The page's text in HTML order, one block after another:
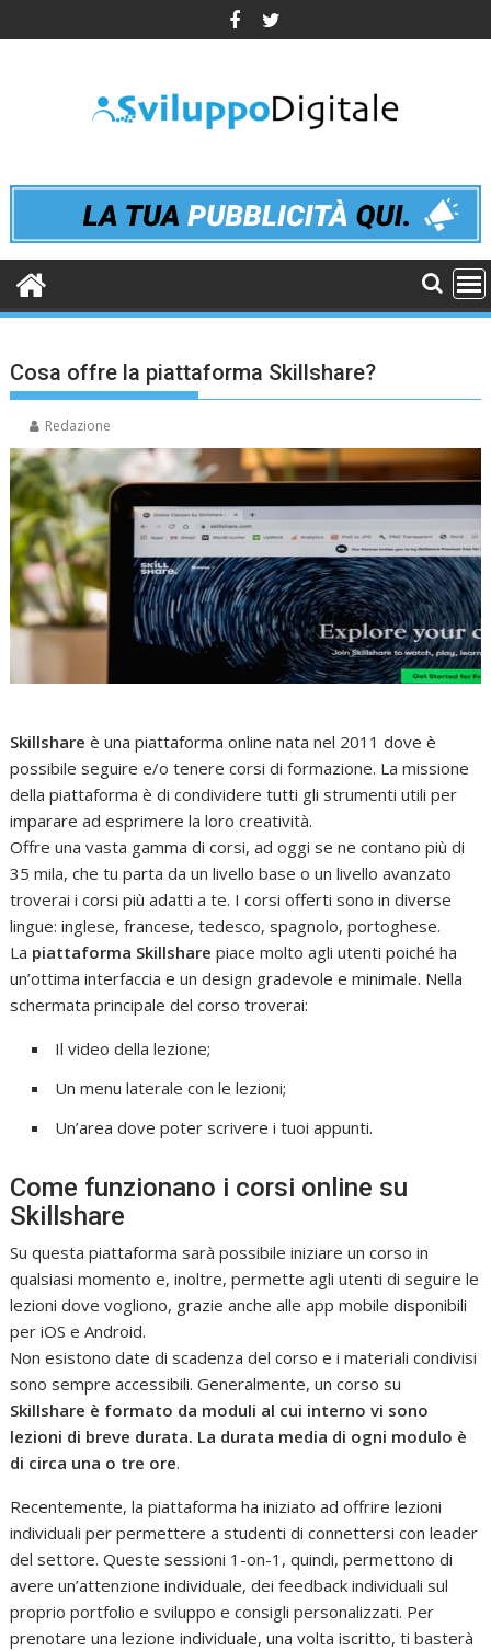
to
Cosa offre la piattaforma Skillshare?
Redazione
Skillshare è una piattaforma online nata nel 2011 dove è
possibile seguire e/o tenere corsi di formazione. La missione
della piattaforma è di condividere tutti gli strumenti utili per
imparare ad esprimere la loro creatività.
Offre una vasta gamma di corsi, ad oggi se ne contano più di
35 mila, che tu parta da un livello base o un livello avanzato
troverai i corsi più adatti a te. I corsi offerti sono in diverse
lingue: inglese, francese, tedesco, spagnolo, portoghese.
La piattaforma Skillshare piace molto agli utenti poiché ha
un’ottima interfaccia e un design gradevole e minimale. Nella
schermata principale del corso troverai:
Il video della lezione;
Un menu laterale con le lezioni;
Un’area dove poter scrivere i tuoi appunti.
Come funzionano i corsi online su
Skillshare
Su questa piattaforma sarà possibile iniziare un corso in
qualsiasi momento e, inoltre, permette agli utenti di seguire le
lezioni dove vogliono, grazie anche alle app mobile disponibili
per iOS e Android.
Non esistono date di scadenza del corso e i materiali condivisi
sono sempre accessibili. Generalmente, un corso su
Skillshare è formato da moduli al cui interno vi sono
lezioni di breve durata. La durata media di ogni modulo è
di circa una o tre ore.
Recentemente, la piattaforma ha iniziato ad offrire lezioni
individuali per permettere a studenti di connettersi con leader
del settore. Queste sessioni 1-on-1, quindi, permettono di
avere un’attenzione individuale, dei feedback individuali sul
proprio portfolio e sviluppo e consigli personalizzati. Per
prenotare una lezione individuale, una volta iscritto, ti basterà